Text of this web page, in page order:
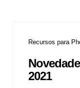
Recursos para
2021